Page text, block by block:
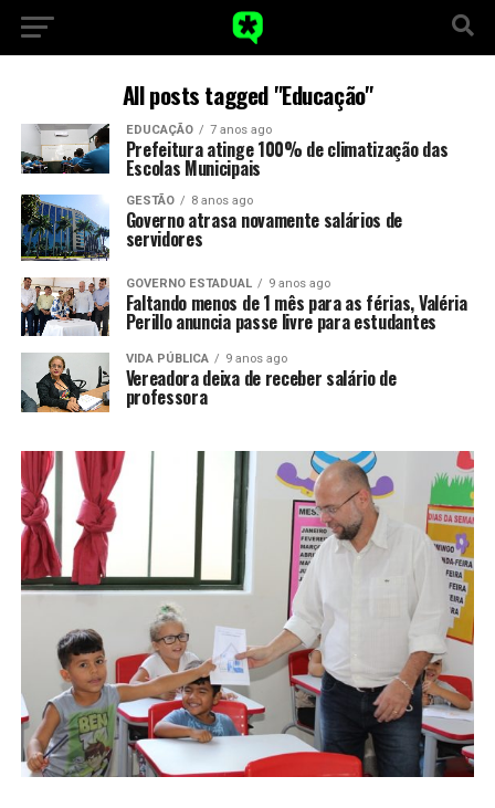
All posts tagged "Educação"
EDUCAÇÃO 7 anos ago
Prefeitura atinge 100% de climatização das
Escolas Municipais
GESTÃO 8 anos ago
Governo atrasa novamente salários de
servidores
GOVERNO ESTADUAL 9 anos ago
Faltando menos de 1 mês para as férias, Valéria
Perillo anuncia passe livre para estudantes
VIDA PÚBLICA 9 anos ago
Vereadora deixa de receber salário de
professora